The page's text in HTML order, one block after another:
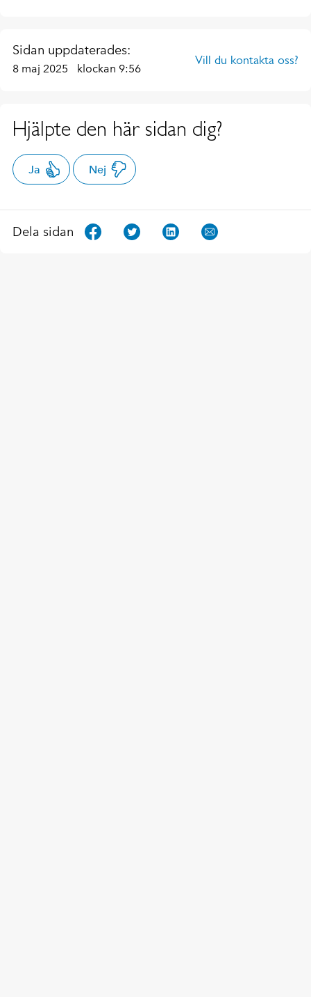
Sidan uppdaterades:
8 maj 2025 klockan 9:56
Vill du kontakta oss?
Hjälpte den här sidan dig?
Ja Nej
Dela sidan